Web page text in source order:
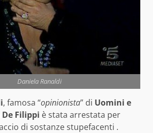
Daniela Ranaldi
, famosa “opinionista” di Uomini e
Filippi è stata arrestata per
di sostanze stupefacenti .